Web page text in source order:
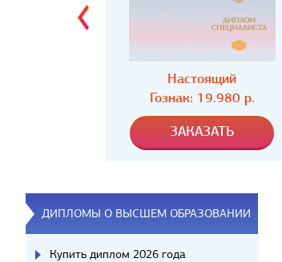
Настоящий
Гознак: 19.980 р.
ДИПЛОМЫ О ВЫСШЕМ ОБРАЗОВАНИИ
Купить диплом 2026 года